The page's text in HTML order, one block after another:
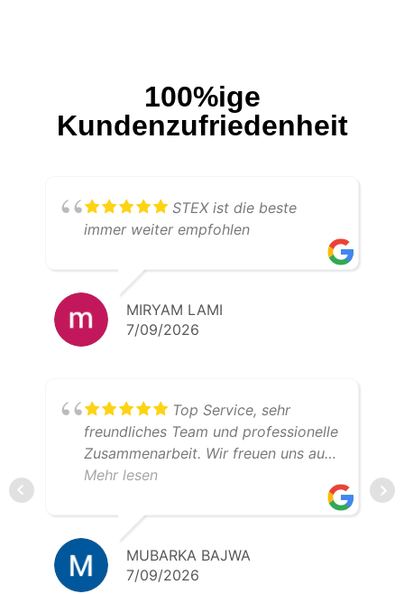
100%ige
Kundenzufriedenheit
STEX ist die beste
immer weiter empfohlen
MIRYAM LAMI
7/09/2026
Top Service, sehr
freundliches Team und professionelle
Zusammenarbeit. Wir freuen uns auf
weitere gemeinsame Transporte.
Mehr lesen
MUBARKA BAJWA
7/09/2026